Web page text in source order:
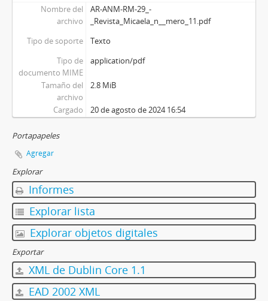
Nombre del
archivo
AR-ANM-RM-29_-
_Revista_Micaela_n__mero_11.pdf
Tipo de soporte
Texto
Tipo de
documento MIME
application/pdf
Tamaño del
archivo
2.8 MiB
Cargado 20 de agosto de 2024 16:54
Portapapeles
Agregar
Explorar
Informes
Explorar lista
Explorar objetos digitales
Exportar
XML de Dublin Core 1.1
EAD 2002 XML